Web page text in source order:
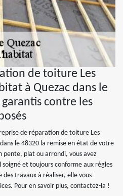
de toiture Les
à Quezac dans le
contre les
de réparation de toiture Les
le 48320 la remise en état de votre
pente, plat ou arrondi, vous avez
soigné et toujours conforme aux règles
des travaux à réaliser, elle vous
Pour en savoir plus, contactez-la !